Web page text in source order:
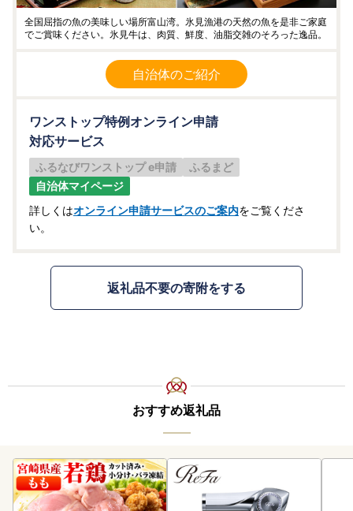
全国屈指の魚の美味しい場所富山湾。氷見漁港の天然の魚を是非ご家庭
でご賞味ください。氷見牛は、肉質、鮮度、油脂交雑のそろった逸品。
自治体のご紹介
ワンストップ特例オンライン申請
対応サービス
ふるなびワンストップ e申請
ふるまど
自治体マイページ
詳しくはオンライン申請サービスのご案内をご覧くださ
い。
返礼品不要の寄附をする
おすすめ返礼品